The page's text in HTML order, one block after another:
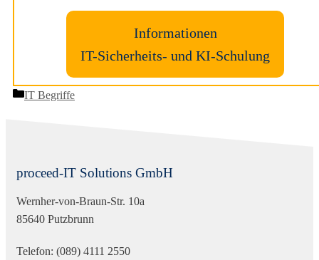
Informationen
IT-Sicherheits- und KI-Schulung
Kategorien
IT Begriffe
proceed-IT Solutions GmbH
Wernher-von-Braun-Str. 10a
85640 Putzbrunn
Telefon: (089) 4111 2550